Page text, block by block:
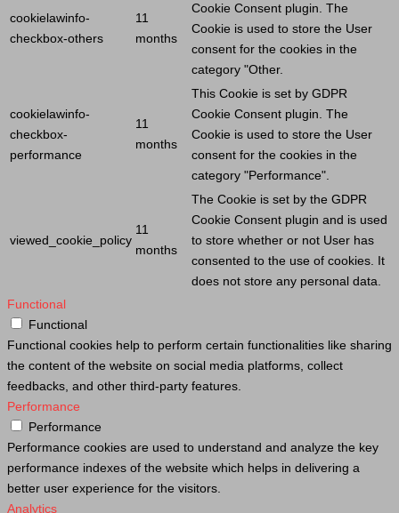
cookielawinfo-
checkbox-others
11
months
Cookie Consent plugin. The
Cookie is used to store the User
consent for the cookies in the
category "Other.
cookielawinfo-
checkbox-
performance
11
months
This Cookie is set by GDPR
Cookie Consent plugin. The
Cookie is used to store the User
consent for the cookies in the
category "Performance".
viewed_cookie_policy
11
months
The Cookie is set by the GDPR
Cookie Consent plugin and is used
to store whether or not User has
consented to the use of cookies. It
does not store any personal data.
Functional
Functional
Functional cookies help to perform certain functionalities like sharing
the content of the website on social media platforms, collect
feedbacks, and other third-party features.
Performance
Performance
Performance cookies are used to understand and analyze the key
performance indexes of the website which helps in delivering a
better user experience for the visitors.
Analytics